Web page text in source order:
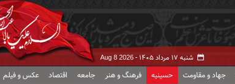
شنبه ۱۷ مرداد ۱۴۰۵ - Aug 8 2026
جهاد و مقاومت حسینیه فرهنگ و هنر جامعه اقتصاد عکس و فیلم